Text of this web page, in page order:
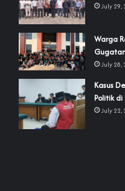
July 29,
‎Warga
July 28,
‎Kasus
Politik di
July 22,